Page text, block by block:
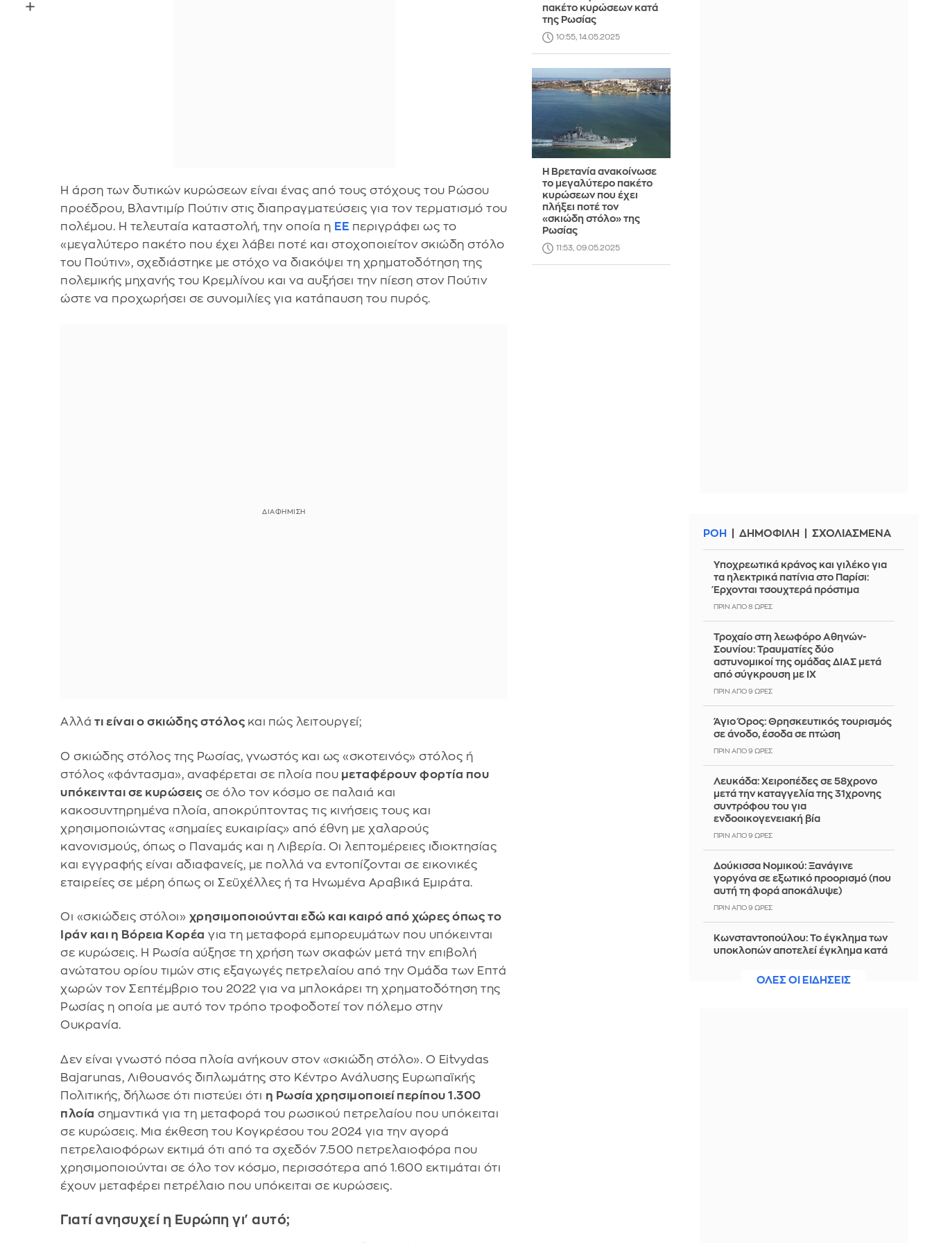
Η άρση των δυτικών κυρώσεων είναι ένας από τους στόχους του Ρώσου
προέδρου, Βλαντιμίρ Πούτιν στις διαπραγματεύσεις για τον τερματισμό του
πολέμου. Η τελευταία καταστολή, την οποία η ΕΕ περιγράφει ως το
«μεγαλύτερο πακέτο που έχει λάβει ποτέ και στοχοποιείτον σκιώδη στόλο
του Πούτιν», σχεδιάστηκε με στόχο να διακόψει τη χρηματοδότηση της
πολεμικής μηχανής του Κρεμλίνου και να αυξήσει την πίεση στον Πούτιν
ώστε να προχωρήσει σε συνομιλίες για κατάπαυση του πυρός.
Αλλά τι είναι ο σκιώδης στόλος και πώς λειτουργεί;
Ο σκιώδης στόλος της Ρωσίας, γνωστός και ως «σκοτεινός» στόλος ή
στόλος «φάντασμα», αναφέρεται σε πλοία που μεταφέρουν φορτία που
υπόκεινται σε κυρώσεις σε όλο τον κόσμο σε παλαιά και
κακοσυντηρημένα πλοία, αποκρύπτοντας τις κινήσεις τους και
χρησιμοποιώντας «σημαίες ευκαιρίας» από έθνη με χαλαρούς
κανονισμούς, όπως ο Παναμάς και η Λιβερία. Οι λεπτομέρειες ιδιοκτησίας
και εγγραφής είναι αδιαφανείς, με πολλά να εντοπίζονται σε εικονικές
εταιρείες σε μέρη όπως οι Σεϋχέλλες ή τα Ηνωμένα Αραβικά Εμιράτα.
Οι «σκιώδεις στόλοι» χρησιμοποιούνται εδώ και καιρό από χώρες όπως το
Ιράν και η Βόρεια Κορέα για τη μεταφορά εμπορευμάτων που υπόκεινται
σε κυρώσεις. Η Ρωσία αύξησε τη χρήση των σκαφών μετά την επιβολή
ανώτατου ορίου τιμών στις εξαγωγές πετρελαίου από την Ομάδα των Επτά
χωρών τον Σεπτέμβριο του 2022 για να μπλοκάρει τη χρηματοδότηση της
Ρωσίας η οποία με αυτό τον τρόπο τροφοδοτεί τον πόλεμο στην
Ουκρανία.
Δεν είναι γνωστό πόσα πλοία ανήκουν στον «σκιώδη στόλο». Ο Eitvydas
Bajarunas, Λιθουανός διπλωμάτης στο Κέντρο Ανάλυσης Ευρωπαϊκής
Πολιτικής, δήλωσε ότι πιστεύει ότι η Ρωσία χρησιμοποιεί περίπου 1.300
πλοία σημαντικά για τη μεταφορά του ρωσικού πετρελαίου που υπόκειται
σε κυρώσεις. Μια έκθεση του Κογκρέσου του 2024 για την αγορά
πετρελαιοφόρων εκτιμά ότι από τα σχεδόν 7.500 πετρελαιοφόρα που
χρησιμοποιούνται σε όλο τον κόσμο, περισσότερα από 1.600 εκτιμάται ότι
έχουν μεταφέρει πετρέλαιο που υπόκειται σε κυρώσεις.
Γιατί ανησυχεί η Ευρώπη γι' αυτό;
πακέτο κυρώσεων κατά
της Ρωσίας
10:55, 14.05.2025
Η Βρετανία ανακοίνωσε
το μεγαλύτερο πακέτο
κυρώσεων που έχει
πλήξει ποτέ τον
«σκιώδη στόλο» της
Ρωσίας
11:53, 09.05.2025
ΡΟΗ ΔΗΜΟΦΙΛΗ ΣΧΟΛΙΑΣΜΕΝΑ
Υποχρεωτικά κράνος και γιλέκο για
τα ηλεκτρικά πατίνια στο Παρίσι:
Έρχονται τσουχτερά πρόστιμα
ΠΡΙΝ ΑΠΌ 8 ΏΡΕΣ
Τροχαίο στη λεωφόρο Αθηνών-
Σουνίου: Τραυματίες δύο
αστυνομικοί της ομάδας ΔΙΑΣ μετά
από σύγκρουση με ΙΧ
ΠΡΙΝ ΑΠΌ 9 ΏΡΕΣ
Άγιο Όρος: Θρησκευτικός τουρισμός
σε άνοδο, έσοδα σε πτώση
ΠΡΙΝ ΑΠΌ 9 ΏΡΕΣ
Λευκάδα: Χειροπέδες σε 58χρονο
μετά την καταγγελία της 31χρονης
συντρόφου του για
ενδοοικογενειακή βία
ΠΡΙΝ ΑΠΌ 9 ΏΡΕΣ
Δούκισσα Νομικού: Ξανάγινε
γοργόνα σε εξωτικό προορισμό (που
αυτή τη φορά αποκάλυψε)
ΠΡΙΝ ΑΠΌ 9 ΏΡΕΣ
Κωνσταντοπούλου: Το έγκλημα των
υποκλοπών αποτελεί έγκλημα κατά
ΠΡΙΝ ΑΠΌ 9 ΏΡΕΣΟΛΕΣ ΟΙ ΕΙΔΗΣΕΙΣ